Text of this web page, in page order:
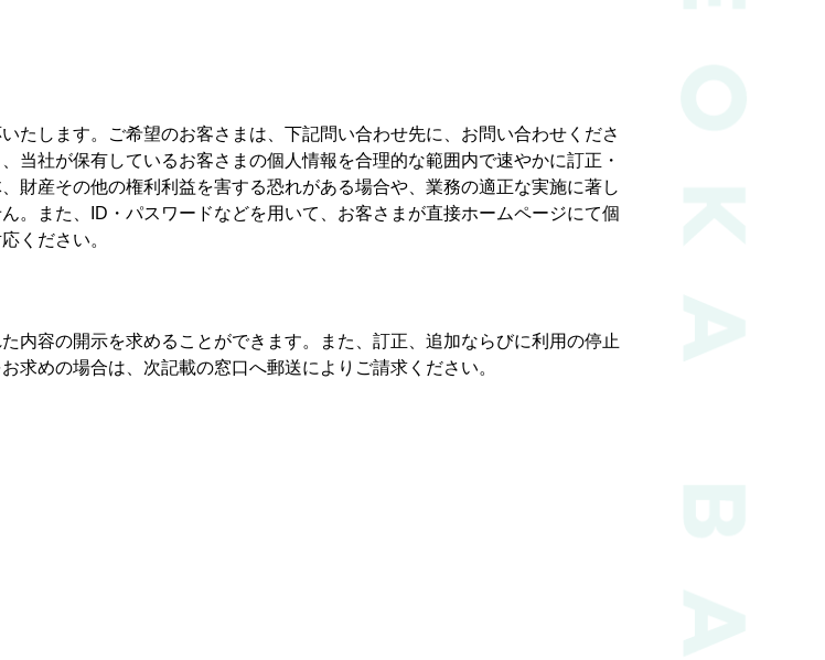
たします。ご希望のお客さまは、下記問い合わせ先に、お問い合わせくださ
当社が保有しているお客さまの個人情報を合理的な範囲内で速やかに訂正・
財産その他の権利利益を害する恐れがある場合や、業務の適正な実施に著し
。また、ID・パスワードなどを用いて、お客さまが直接ホームページにて個
ください。
内容の開示を求めることができます。また、訂正、追加ならびに利用の停止
求めの場合は、次記載の窓口へ郵送によりご請求ください。